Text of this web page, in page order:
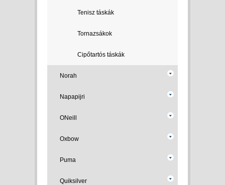
Tenisz táskák
Tornazsákok
Cipőtartós táskák
Norah
Napapijri
ONeill
Oxbow
Puma
Quiksilver